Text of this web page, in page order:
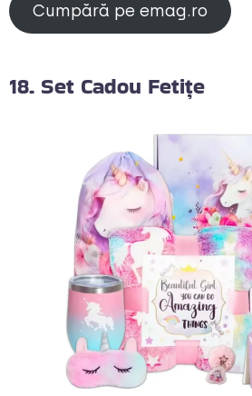
Cumpără pe emag.ro
18. Set Cadou Fetițe